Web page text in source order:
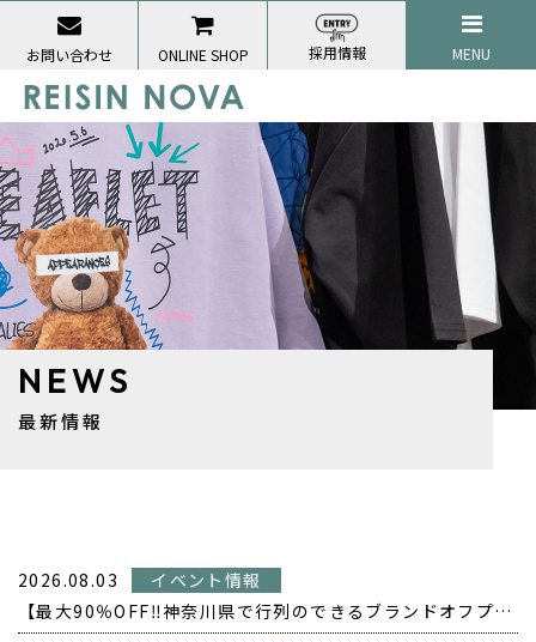
NEWS
最新情報
2026.08.03
イベント情報
【最大90％OFF‼️神奈川県で行列のできるブランドオフプライス POPUP開催❗️】
お問い合わせ ONLINE SHOP 採用情報 MENU